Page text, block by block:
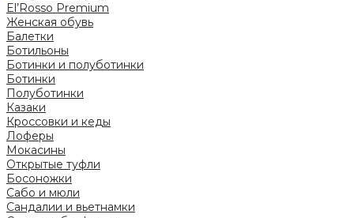
El’Rosso Premium
Женская обувь
Балетки
Ботильоны
Ботинки и полуботинки
Ботинки
Полуботинки
Казаки
Кроссовки и кеды
Лоферы
Мокасины
Открытые туфли
Босоножки
Сабо и мюли
Сандалии и вьетнамки